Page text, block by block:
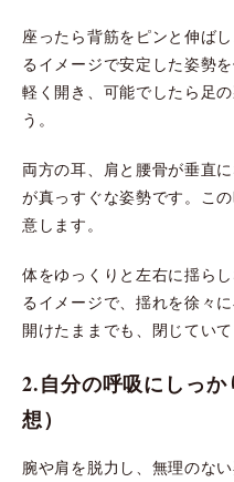
座ったら背筋をピンと伸ば
るイメージで安定した姿勢
軽く開き、可能でしたら足
う。
両方の耳、肩と腰骨が垂直
が真っすぐな姿勢です。こ
意します。
体をゆっくりと左右に揺ら
るイメージで、揺れを徐々
開けたままでも、閉じていて
2.自分の呼吸にしっ
想）
腕や肩を脱力し、無理のな